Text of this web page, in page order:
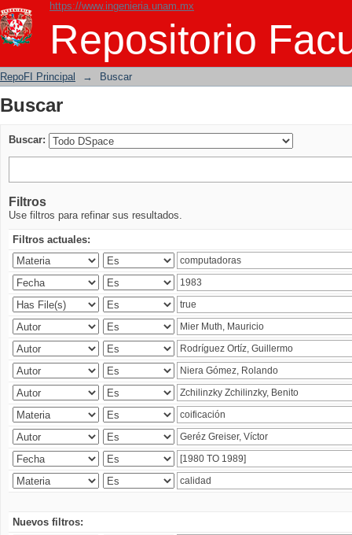
https://www.ingenieria.unam.mx
Repositorio
Buscar
RepoFI Principal → Buscar
Buscar
Buscar:
Filtros
Use filtros para refinar sus resultados.
Filtros actuales:
Nuevos filtros: